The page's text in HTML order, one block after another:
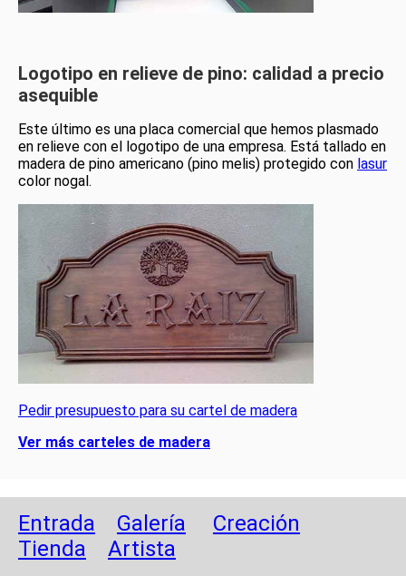
Logotipo en relieve de pino: calidad a precio
asequible
Este último es una placa comercial que hemos plasmado
en relieve con el logotipo de una empresa. Está tallado en
madera de pino americano (pino melis) protegido con lasur
color nogal.
Pedir presupuesto para su cartel de madera
Ver más carteles de madera
Entrada Galería
Creación
Tienda
Artista